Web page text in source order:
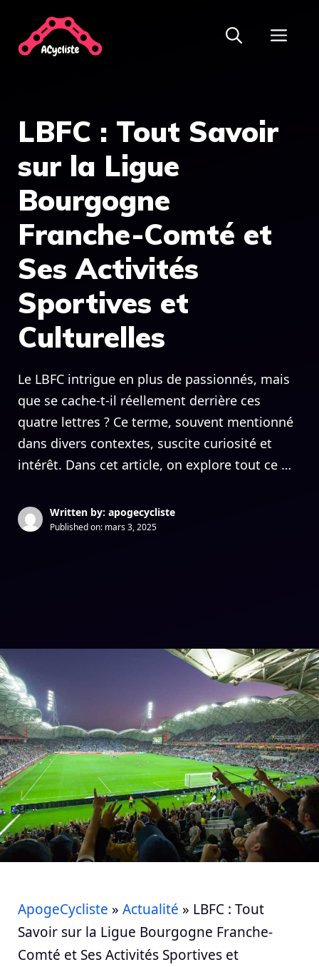
contenu
LBFC : Tout Savoir
sur la Ligue
Bourgogne
Franche-Comté et
Ses Activités
Sportives et
Culturelles
Le LBFC intrigue en plus de passionnés, mais
que se cache-t-il réellement derrière ces
quatre lettres ? Ce terme, souvent mentionné
dans divers contextes, suscite curiosité et
intérêt. Dans cet article, on explore tout ce …
Written by: apogecycliste
Published on: mars 3, 2025
ApogeCycliste » Actualité » LBFC : Tout
Savoir sur la Ligue Bourgogne Franche-
Comté et Ses Activités Sportives et